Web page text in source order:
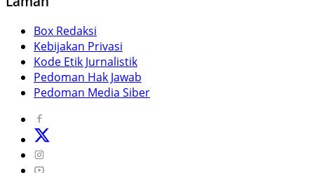
Box Redaksi
Kebijakan Privasi
Kode Etik Jurnalistik
Pedoman Hak Jawab
Pedoman Media Siber